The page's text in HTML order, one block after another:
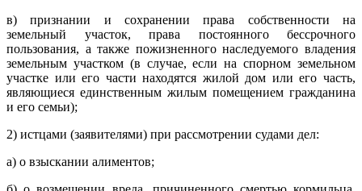
в) признании и сохранении права собственности на
земельный участок, права постоянного бессрочного
пользования, а также пожизненного наследуемого владения
земельным участком (в случае, если на спорном земельном
участке или его части находятся жилой дом или его часть,
являющиеся единственным жилым помещением гражданина
и его семьи);
2) истцами (заявителями) при рассмотрении судами дел:
а) о взыскании алиментов;